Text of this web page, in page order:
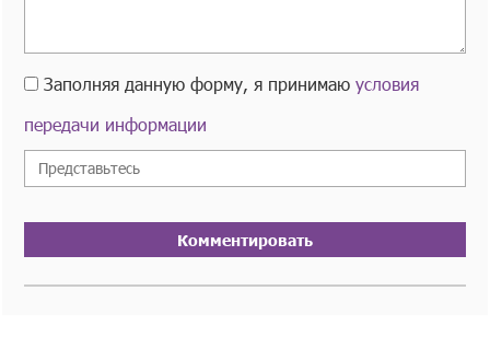
Заполняя данную форму, я принимаюусловия
передачи информации
Комментировать